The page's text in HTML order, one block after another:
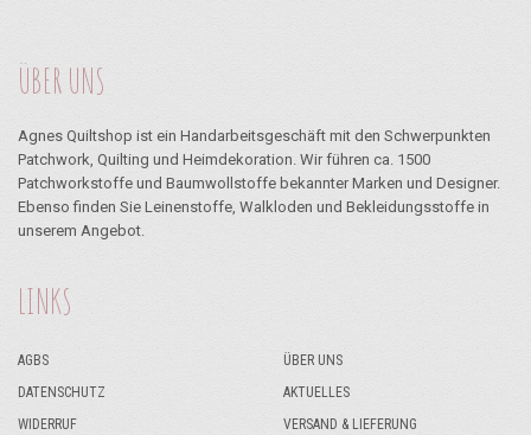
ÜBER UNS
Agnes Quiltshop ist ein Handarbeitsgeschäft mit den Schwerpunkten
Patchwork, Quilting und Heimdekoration. Wir führen ca. 1500
Patchworkstoffe und Baumwollstoffe bekannter Marken und Designer.
Ebenso finden Sie Leinenstoffe, Walkloden und Bekleidungsstoffe in
unserem Angebot.
LINKS
AGBS
DATENSCHUTZ
WIDERRUF
ÜBER UNS
AKTUELLES
VERSAND & LIEFERUNG